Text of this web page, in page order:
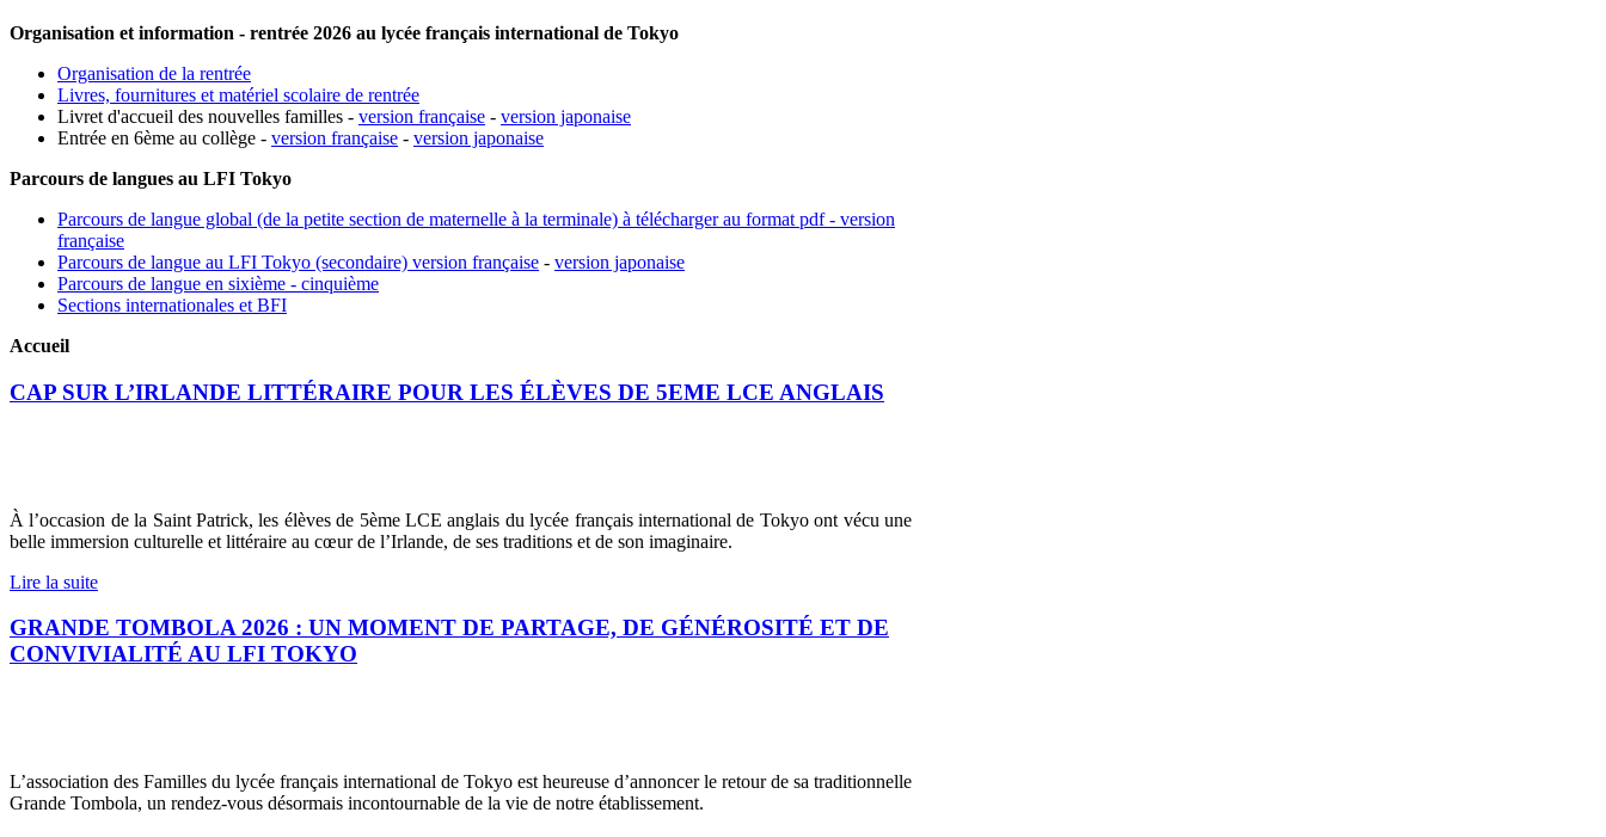
Organisation et information - rentrée 2026 au lycée français international de Tokyo
Organisation de la rentrée
Livres, fournitures et matériel scolaire de rentrée
Livret d'accueil des nouvelles familles - version française - version japonaise
Entrée en 6ème au collège - version française - version japonaise
Parcours de langues au LFI Tokyo
Parcours de langue global (de la petite section de maternelle à la terminale) à télécharger au format pdf - version
française
Parcours de langue au LFI Tokyo (secondaire) version française - version japonaise
Parcours de langue en sixième - cinquième
Sections internationales et BFI
Accueil
CAP SUR L’IRLANDE LITTÉRAIRE POUR LES ÉLÈVES DE 5EME LCE ANGLAIS
À l’occasion de la Saint Patrick, les élèves de 5ème LCE anglais du lycée français international de Tokyo ont vécu une
belle immersion culturelle et littéraire au cœur de l’Irlande, de ses traditions et de son imaginaire.
Lire la suite
GRANDE TOMBOLA 2026 : UN MOMENT DE PARTAGE, DE GÉNÉROSITÉ ET DE
CONVIVIALITÉ AU LFI TOKYO
L’association des Familles du lycée français international de Tokyo est heureuse d’annoncer le retour de sa traditionnelle
Grande Tombola, un rendez-vous désormais incontournable de la vie de notre établissement.